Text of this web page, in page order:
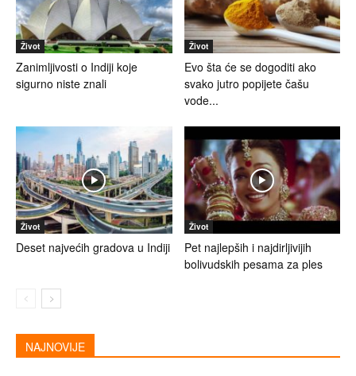
Život
Zanimljivosti o Indiji koje
sigurno niste znali
Život
Evo šta će se dogoditi ako
svako jutro popijete čašu
vode...
Život
Deset najvećih gradova u Indiji
Život
Pet najlepših i najdirljivijih
bolivudskih pesama za ples
NAJNOVIJE